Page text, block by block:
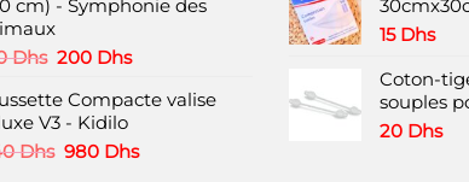
la
page
produit
était :
69 Dhs.
est :
cm) - Symphonie des
Dhs Le
initial
était :
380 Dhs.
200 DhsLe
actuel
200 Dhs.
Compacte valise
V3 - Kidilo
Dhs Le
980 DhsLe
15 Dhs
Coton-
souples
20 Dhs